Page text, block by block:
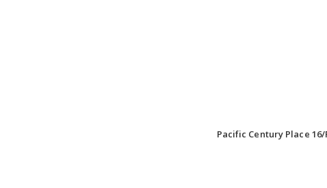
Pacific Century Place 16/